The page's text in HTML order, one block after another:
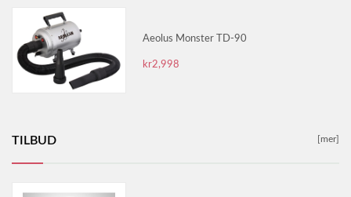
Aeolus Monster TD-90
kr2,998
TILBUD [mer]